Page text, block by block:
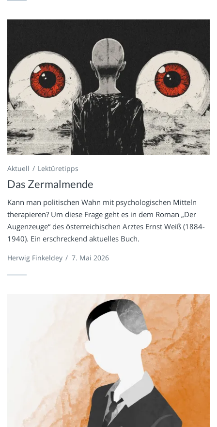
Aktuell Lektüretipps
Das Zermalmende
Kann man politischen Wahn mit psychologischen Mitteln
therapieren? Um diese Frage geht es in dem Roman „Der
Augenzeuge“ des österreichischen Arztes Ernst Weiß (1884-
1940). Ein erschreckend aktuelles Buch.
Herwig Finkeldey / 7. Mai 2026